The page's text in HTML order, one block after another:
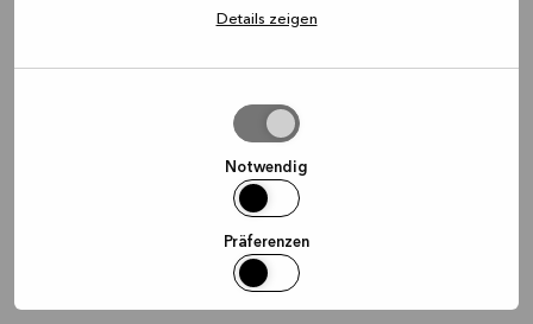
Details zeigen
Notwendig
Präferenzen